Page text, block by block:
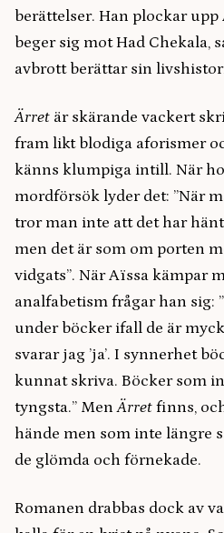
berättelser. Han plockar
beger sig mot Had Chekala,
avbrott berättar sin
Ärret är skärande vackert
fram likt blodiga aforismer
känns klumpiga intill. När
mordförsök lyder det: ”När
tror man inte att det har
men det är som om porten
vidgats”. När Aïssa kämpar
analfabetism frågar han sig:
under böcker ifall de är
svarar jag ’ja’. I synnerhet
kunnat skriva. Böcker som
tyngsta.” MenÄrret finns,
hände men som inte längre
de glömda och förnekade.
Romanen drabbas dock av